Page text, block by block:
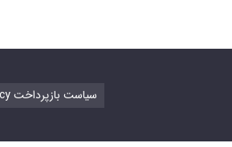
Refund Policy سیاست بازپرداخت